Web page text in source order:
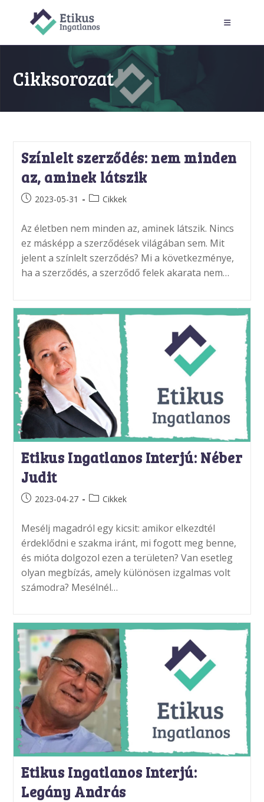
Cikksorozat
Színlelt szerződés: nem minden
az, aminek látszik
Post2023-05-31
PostCikkek
Az életben nem minden az, aminek látszik. Nincs
ez másképp a szerződések világában sem. Mit
jelent a színlelt szerződés? Mi a következménye,
ha a szerződés, a szerződő felek akarata nem…
Etikus Ingatlanos Interjú: Néber
Judit
Post2023-04-27
PostCikkek
Mesélj magadról egy kicsit: amikor elkezdtél
érdeklődni e szakma iránt, mi fogott meg benne,
és mióta dolgozol ezen a területen? Van esetleg
olyan megbízás, amely különösen izgalmas volt
számodra? Mesélnél…
Etikus Ingatlanos Interjú:
Legány András